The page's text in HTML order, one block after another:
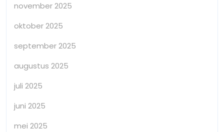
november 2025
oktober 2025
september 2025
augustus 2025
juli 2025
juni 2025
mei 2025